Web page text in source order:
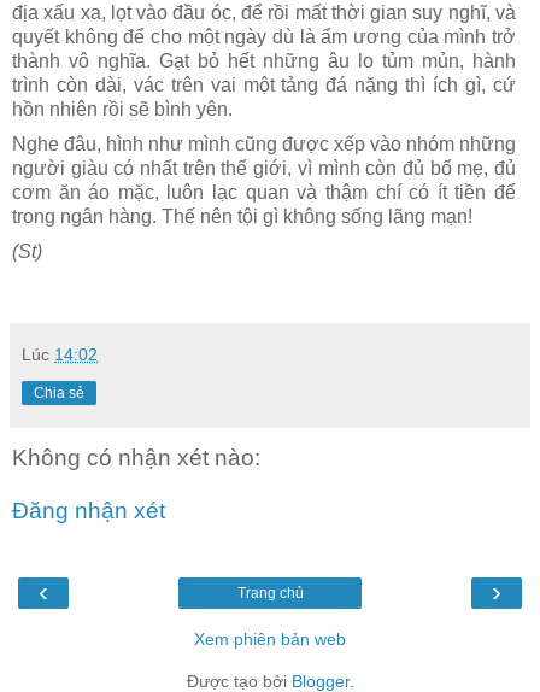
địa xấu xa, lọt vào đầu óc, để rồi mất thời gian suy nghĩ, và
quyết không để cho một ngày dù là ẩm ương của mình trở
thành vô nghĩa. Gạt bỏ hết những âu lo tủm mủn, hành
trình còn dài, vác trên vai một tảng đá nặng thì ích gì, cứ
hồn nhiên rồi sẽ bình yên.
Nghe đâu, hình như mình cũng được xếp vào nhóm những
người giàu có nhất trên thế giới, vì mình còn đủ bố mẹ, đủ
cơm ăn áo mặc, luôn lạc quan và thậm chí có ít tiền để
trong ngân hàng. Thế nên tội gì không sống lãng mạn!
(St)
Lúc 14:02
Chia sẻ
Không có nhận xét nào:
Đăng nhận xét
‹ ›
Trang chủ
Xem phiên bản web
Được tạo bởi Blogger.